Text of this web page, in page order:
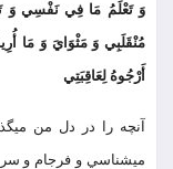
وَ تَعْلَمُ مَا فِي نَفْسِي وَ
مُنْقَلَبِي وَ مَثْوَايَ وَ مَا
أَرْجُوهُ لِعَاقِبَتِي
آنچه را در دل من
مي‏شناسي و فرجام و